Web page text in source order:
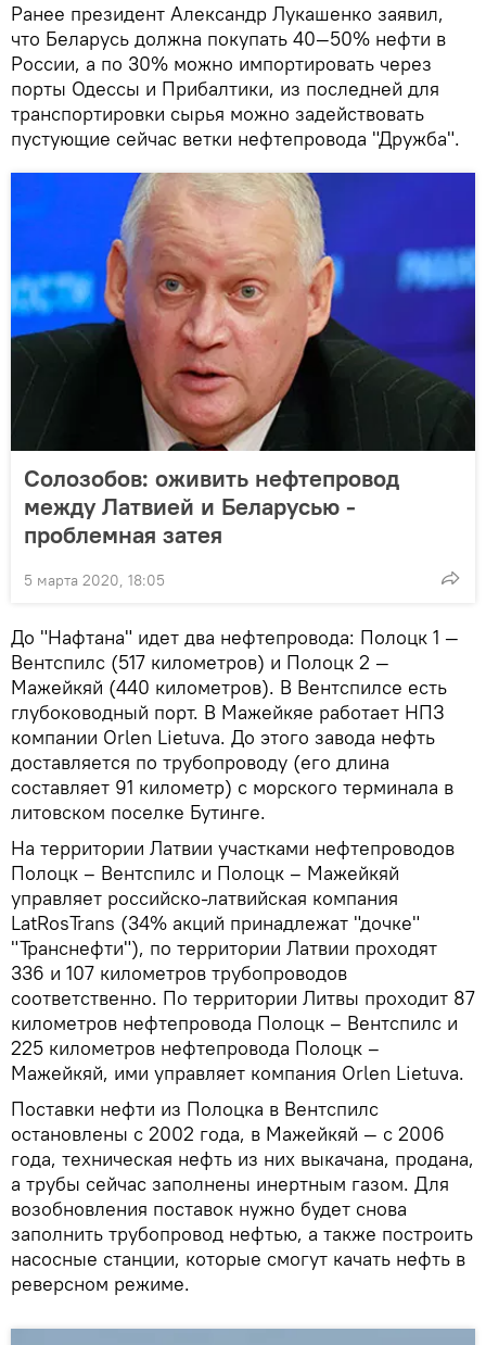
Ранее президент Александр Лукашенко заявил,
что Беларусь должна покупать 40—50% нефти в
России, а по 30% можно импортировать через
порты Одессы и Прибалтики, из последней для
транспортировки сырья можно задействовать
пустующие сейчас ветки нефтепровода "Дружба".
Солозобов: оживить нефтепровод
между Латвией и Беларусью -
проблемная затея
5 марта 2020, 18:05
До "Нафтана" идет два нефтепровода: Полоцк 1 —
Вентспилс (517 километров) и Полоцк 2 —
Мажейкяй (440 километров). В Вентспилсе есть
глубоководный порт. В Мажейкяе работает НПЗ
компании Orlen Lietuva. До этого завода нефть
доставляется по трубопроводу (его длина
составляет 91 километр) с морского терминала в
литовском поселке Бутинге.
На территории Латвии участками нефтепроводов
Полоцк – Вентспилс и Полоцк – Мажейкяй
управляет российско-латвийская компания
LatRosTrans (34% акций принадлежат "дочке"
"Транснефти"), по территории Латвии проходят
336 и 107 километров трубопроводов
соответственно. По территории Литвы проходит 87
километров нефтепровода Полоцк – Вентспилс и
225 километров нефтепровода Полоцк –
Мажейкяй, ими управляет компания Orlen Lietuva.
Поставки нефти из Полоцка в Вентспилс
остановлены с 2002 года, в Мажейкяй — с 2006
года, техническая нефть из них выкачана, продана,
а трубы сейчас заполнены инертным газом. Для
возобновления поставок нужно будет снова
заполнить трубопровод нефтью, а также построить
насосные станции, которые смогут качать нефть в
реверсном режиме.